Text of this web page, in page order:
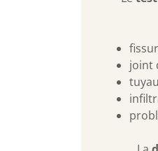
joint